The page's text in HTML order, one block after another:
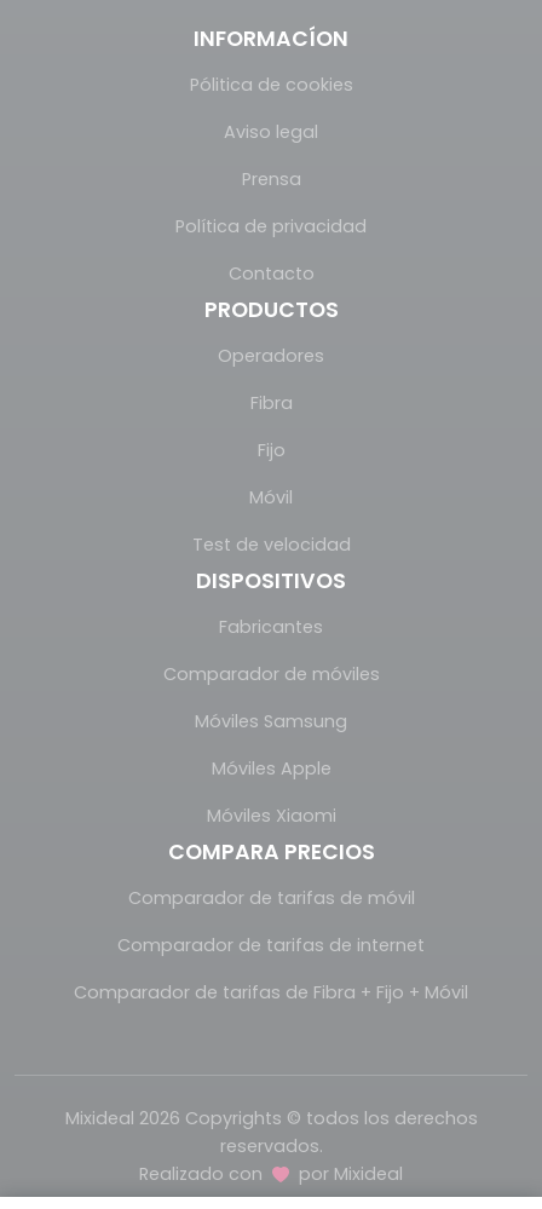
INFORMACÍON
Pólitica de cookies
Aviso legal
Prensa
Política de privacidad
Contacto
PRODUCTOS
Operadores
Fibra
Fijo
Móvil
Test de velocidad
DISPOSITIVOS
Fabricantes
Comparador de móviles
Móviles Samsung
Móviles Apple
Móviles Xiaomi
COMPARA PRECIOS
Comparador de tarifas de móvil
Comparador de tarifas de internet
Comparador de tarifas de Fibra + Fijo + Móvil
Mixideal 2026 Copyrights © todos los derechos
reservados.
Realizado con
por Mixideal